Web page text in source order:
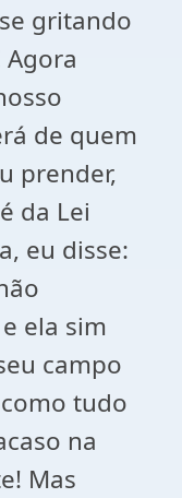
gritando
de quem
prender,
da Lei
eu disse:
ela sim
campo
tudo
na
Mas